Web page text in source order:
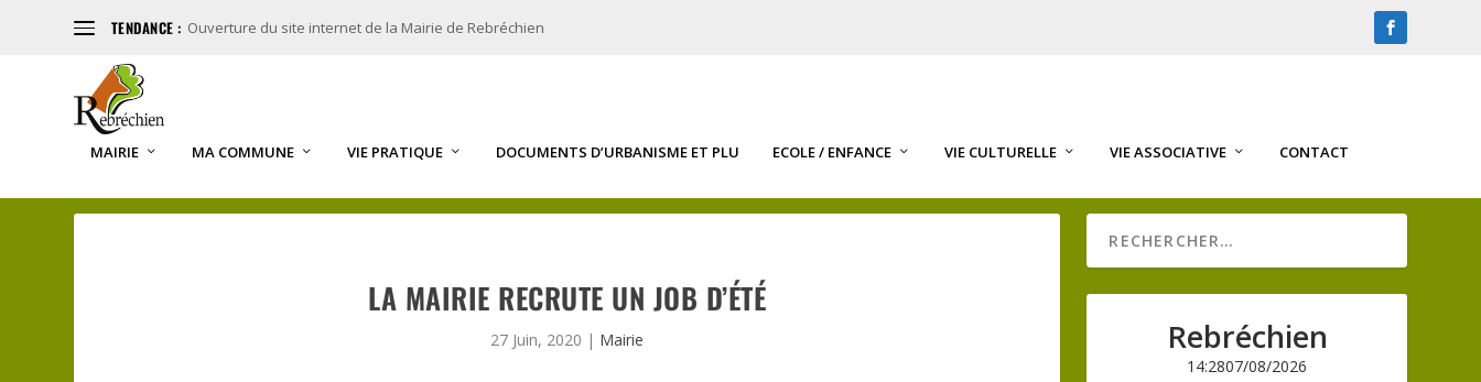
TENDANCE : Ouverture du site internet de la Mairie de Rebréchien
MAIRIE MA COMMUNE VIE PRATIQUE DOCUMENTS D’URBANISME ET PLU ECOLE / ENFANCE VIE CULTURELLE VIE ASSOCIATIVE CONTACT
LA MAIRIE RECRUTE UN JOB D’ÉTÉ
27 Juin, 2020 | Mairie Rebréchien
14:2807/08/2026